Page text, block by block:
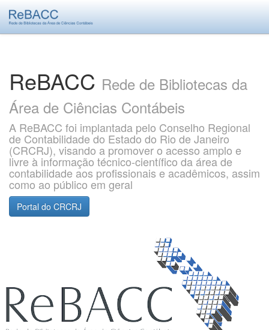
ReBACC Rede de Bibliotecas da
Área de Ciências Contábeis
A ReBACC foi implantada pelo Conselho Regional
de Contabilidade do Estado do Rio de Janeiro
(CRCRJ), visando a promover o acesso amplo e
livre à informação técnico-científico da área de
contabilidade aos profissionais e acadêmicos, assim
como ao público em geral
Portal do CRCRJ